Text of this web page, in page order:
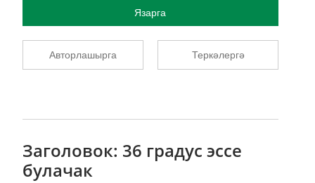
Язарга
Авторлашырга Теркәлергә
Заголовок: 36 градус эссе
булачак